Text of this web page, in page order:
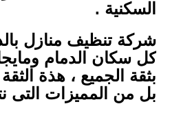
السكنية .
شركة تنظيف منازل
كل سكان الدمام
بثقة الجميع ، هذة
بل من المميزات التى